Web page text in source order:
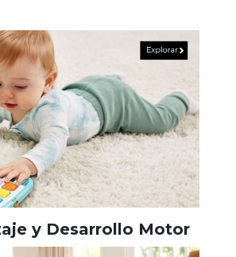
y Desarrollo Motor